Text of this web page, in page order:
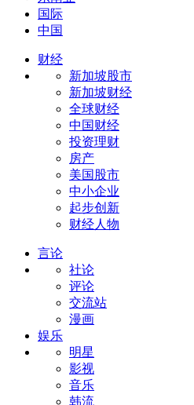
国际
中国
财经
新加坡股市
新加坡财经
全球财经
中国财经
投资理财
房产
美国股市
中小企业
起步创新
财经人物
言论
社论
评论
交流站
漫画
娱乐
明星
影视
音乐
韩流